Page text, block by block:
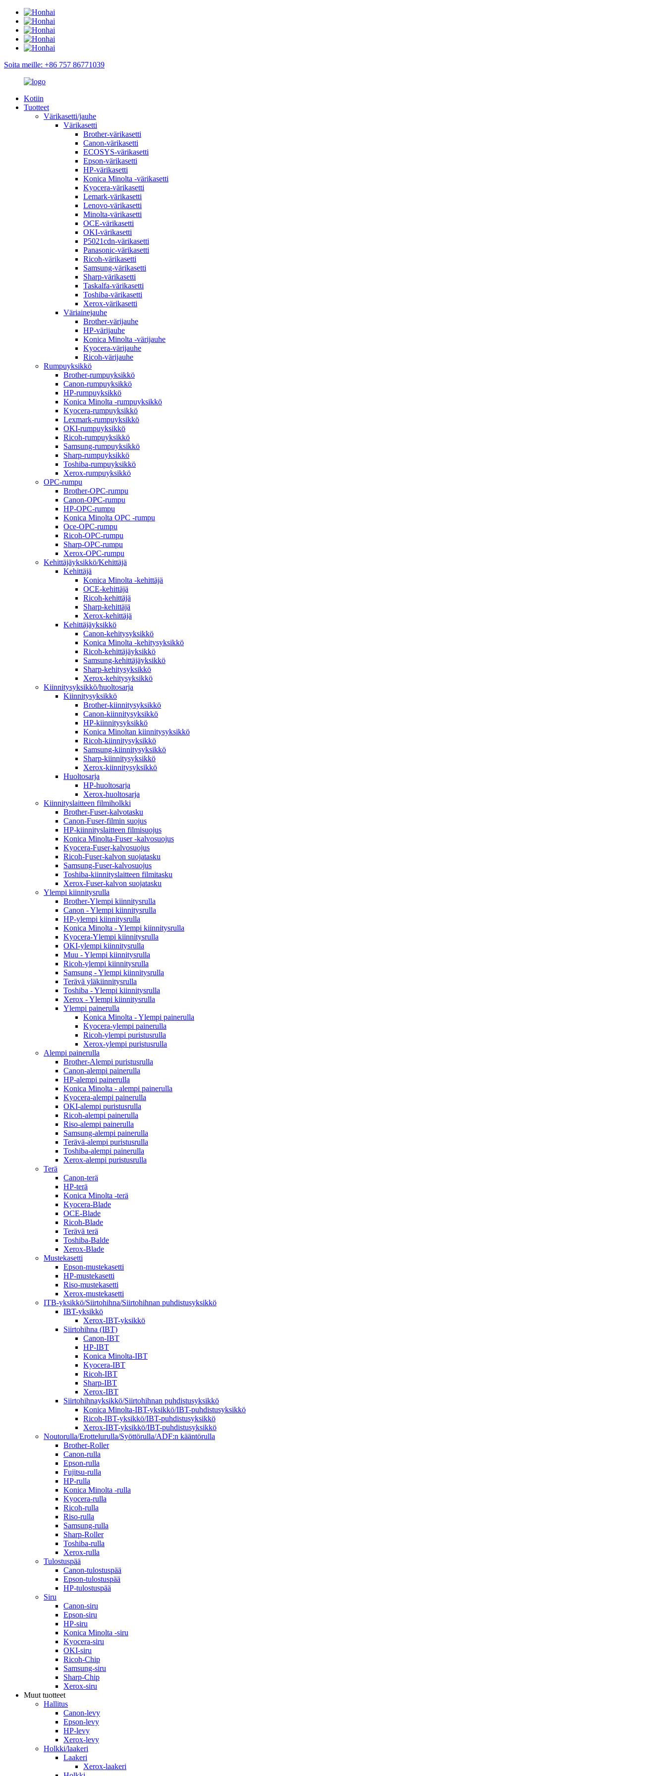
Soita meille: +86 757 86771039
Kotiin
Tuotteet
Värikasetti/jauhe
Värikasetti
Brother-värikasetti
Canon-värikasetti
ECOSYS-värikasetti
Epson-värikasetti
HP-värikasetti
Konica Minolta -värikasetti
Kyocera-värikasetti
Lemark-värikasetti
Lenovo-värikasetti
Minolta-värikasetti
OCE-värikasetti
OKI-värikasetti
P5021cdn-värikasetti
Panasonic-värikasetti
Ricoh-värikasetti
Samsung-värikasetti
Sharp-värikasetti
Taskalfa-värikasetti
Toshiba-värikasetti
Xerox-värikasetti
Väriainejauhe
Brother-värijauhe
HP-värijauhe
Konica Minolta -värijauhe
Kyocera-värijauhe
Ricoh-värijauhe
Rumpuyksikkö
Brother-rumpuyksikkö
Canon-rumpuyksikkö
HP-rumpuyksikkö
Konica Minolta -rumpuyksikkö
Kyocera-rumpuyksikkö
Lexmark-rumpuyksikkö
OKI-rumpuyksikkö
Ricoh-rumpuyksikkö
Samsung-rumpuyksikkö
Sharp-rumpuyksikkö
Toshiba-rumpuyksikkö
Xerox-rumpuyksikkö
OPC-rumpu
Brother-OPC-rumpu
Canon-OPC-rumpu
HP-OPC-rumpu
Konica Minolta OPC -rumpu
Oce-OPC-rumpu
Ricoh-OPC-rumpu
Sharp-OPC-rumpu
Xerox-OPC-rumpu
Kehittäjäyksikkö/Kehittäjä
Kehittäjä
Konica Minolta -kehittäjä
OCE-kehittäjä
Ricoh-kehittäjä
Sharp-kehittäjä
Xerox-kehittäjä
Kehittäjäyksikkö
Canon-kehitysyksikkö
Konica Minolta -kehitysyksikkö
Ricoh-kehittäjäyksikkö
Samsung-kehittäjäyksikkö
Sharp-kehitysyksikkö
Xerox-kehitysyksikkö
Kiinnitysyksikkö/huoltosarja
Kiinnitysyksikkö
Brother-kiinnitysyksikkö
Canon-kiinnitysyksikkö
HP-kiinnitysyksikkö
Konica Minoltan kiinnitysyksikkö
Ricoh-kiinnitysyksikkö
Samsung-kiinnitysyksikkö
Sharp-kiinnitysyksikkö
Xerox-kiinnitysyksikkö
Huoltosarja
HP-huoltosarja
Xerox-huoltosarja
Kiinnityslaitteen filmiholkki
Brother-Fuser-kalvotasku
Canon-Fuser-filmin suojus
HP-kiinnityslaitteen filmisuojus
Konica Minolta-Fuser -kalvosuojus
Kyocera-Fuser-kalvosuojus
Ricoh-Fuser-kalvon suojatasku
Samsung-Fuser-kalvosuojus
Toshiba-kiinnityslaitteen filmitasku
Xerox-Fuser-kalvon suojatasku
Ylempi kiinnitysrulla
Brother-Ylempi kiinnitysrulla
Canon - Ylempi kiinnitysrulla
HP-ylempi kiinnitysrulla
Konica Minolta - Ylempi kiinnitysrulla
Kyocera-Ylempi kiinnitysrulla
OKI-ylempi kiinnitysrulla
Muu - Ylempi kiinnitysrulla
Ricoh-ylempi kiinnitysrulla
Samsung - Ylempi kiinnitysrulla
Terävä yläkiinnitysrulla
Toshiba - Ylempi kiinnitysrulla
Xerox - Ylempi kiinnitysrulla
Ylempi painerulla
Konica Minolta - Ylempi painerulla
Kyocera-ylempi painerulla
Ricoh-ylempi puristusrulla
Xerox-ylempi puristusrulla
Alempi painerulla
Brother-Alempi puristusrulla
Canon-alempi painerulla
HP-alempi painerulla
Konica Minolta - alempi painerulla
Kyocera-alempi painerulla
OKI-alempi puristusrulla
Ricoh-alempi painerulla
Riso-alempi painerulla
Samsung-alempi painerulla
Terävä-alempi puristusrulla
Toshiba-alempi painerulla
Xerox-alempi puristusrulla
Terä
Canon-terä
HP-terä
Konica Minolta -terä
Kyocera-Blade
OCE-Blade
Ricoh-Blade
Terävä terä
Toshiba-Balde
Xerox-Blade
Mustekasetti
Epson-mustekasetti
HP-mustekasetti
Riso-mustekasetti
Xerox-mustekasetti
ITB-yksikkö/Siirtohihna/Siirtohihnan puhdistusyksikkö
IBT-yksikkö
Xerox-IBT-yksikkö
Siirtohihna (IBT)
Canon-IBT
HP-IBT
Konica Minolta-IBT
Kyocera-IBT
Ricoh-IBT
Sharp-IBT
Xerox-IBT
Siirtohihnayksikkö/Siirtohihnan puhdistusyksikkö
Konica Minolta-IBT-yksikkö/IBT-puhdistusyksikkö
Ricoh-IBT-yksikkö/IBT-puhdistusyksikkö
Xerox-IBT-yksikkö/IBT-puhdistusyksikkö
Noutorulla/Erottelurulla/Syöttörulla/ADF:n kääntörulla
Brother-Roller
Canon-rulla
Epson-rulla
Fujitsu-rulla
HP-rulla
Konica Minolta -rulla
Kyocera-rulla
Ricoh-rulla
Riso-rulla
Samsung-rulla
Sharp-Roller
Toshiba-rulla
Xerox-rulla
Tulostuspää
Canon-tulostuspää
Epson-tulostuspää
HP-tulostuspää
Siru
Canon-siru
Epson-siru
HP-siru
Konica Minolta -siru
Kyocera-siru
OKI-siru
Ricoh-Chip
Samsung-siru
Sharp-Chip
Xerox-siru
Muut tuotteet
Hallitus
Canon-levy
Epson-levy
HP-levy
Xerox-levy
Holkki/laakeri
Laakeri
Xerox-laakeri